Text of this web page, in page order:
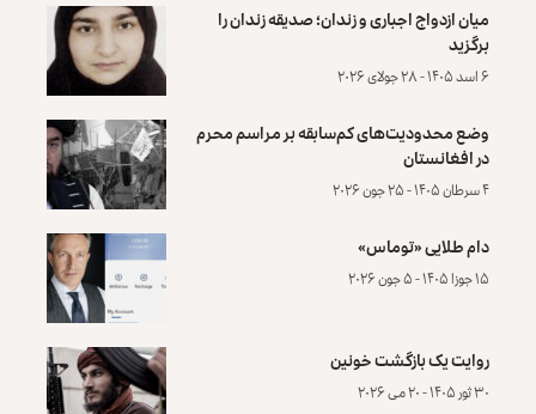
میان ازدواج اجباری و زندان؛ صدیقه زندان را
برگزید
۶ اسد ۱۴۰۵ - ۲۸ جولای ۲۰۲۶
وضع محدودیت‌های کم‌سابقه بر مراسم محرم
در افغانستان
۴ سرطان ۱۴۰۵ - ۲۵ جون ۲۰۲۶
دام طلایی «توماس»
۱۵ جوزا ۱۴۰۵ - ۵ جون ۲۰۲۶
روایت یک بازگشت خونین
۳۰ ثور ۱۴۰۵ - ۲۰ می ۲۰۲۶